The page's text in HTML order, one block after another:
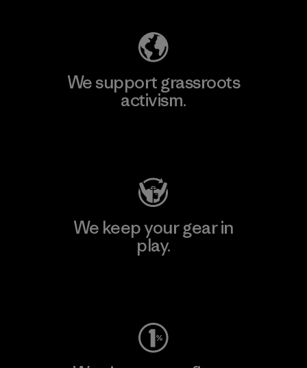
We support grassroots
activism.
We keep your gear in
play.